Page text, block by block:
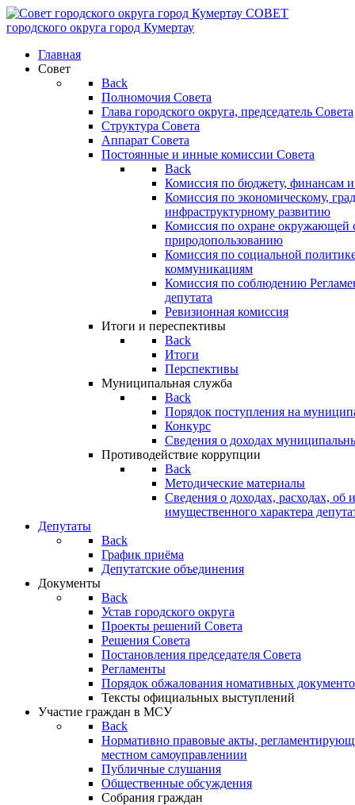
СОВЕТ
городского округа город Кумертау
Главная
Совет
Back
Полномочия Совета
Глава городского округа, председатель Совета
Структура Совета
Аппарат Совета
Постоянные и инные комиссии Совета
Back
Комиссия по бюджету, финансам и
Комиссия по экономическому,
инфраструктурному развитию
Комиссия по охране окружающей
природопользованию
Комиссия по социальной
коммуникациям
Комиссия по соблюдению
депутата
Ревизионная комиссия
Итоги и переспективы
Back
Итоги
Перспективы
Муниципальная служба
Back
Порядок поступления на
Конкурс
Сведения о доходах
Противодействие коррупции
Back
Методические материалы
Сведения о доходах, расходах, об
имущественного характера
Депутаты
Back
График приёма
Депутатские объединения
Документы
Back
Устав городского округа
Проекты решений Совета
Решения Совета
Постановления председателя Совета
Регламенты
Порядок обжалования номативных
Тексты официальных выступлений
Участие граждан в МСУ
Back
Нормативно правовые акты,
местном самоуправлениии
Публичные слушания
Общественные обсуждения
Собрания граждан